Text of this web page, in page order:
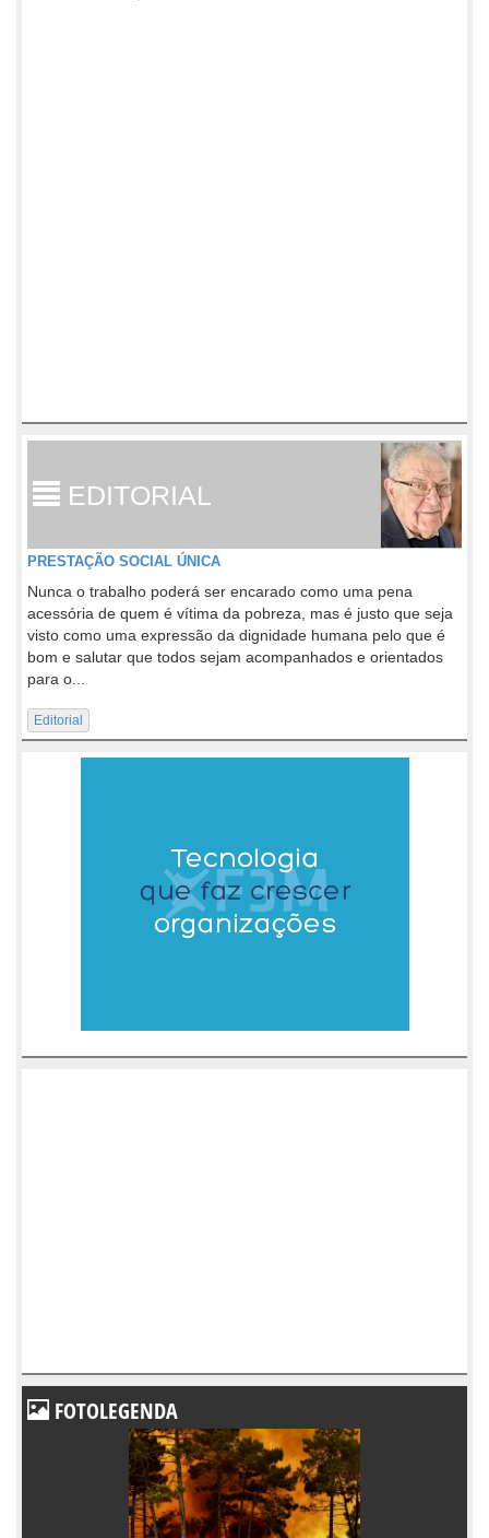
EDITORIAL
PRESTAÇÃO SOCIAL ÚNICA
Nunca o trabalho poderá ser encarado como uma pena
acessória de quem é vítima da pobreza, mas é justo que seja
visto como uma expressão da dignidade humana pelo que é
bom e salutar que todos sejam acompanhados e orientados
para o...
Editorial
FOTOLEGENDA